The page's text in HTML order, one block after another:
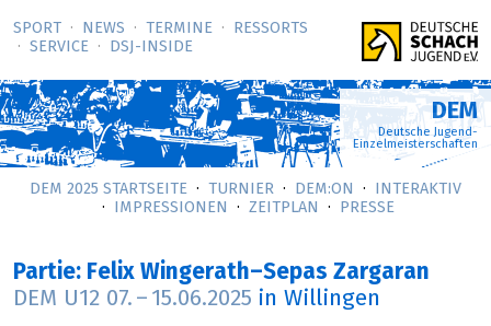
SPORT NEWS TERMINE
RESSORTS
SERVICE
DSJ-­INSIDE
DEM
Deutsche Jugend-
Einzelmeisterschaften
DEM 2025 STARTSEITE TURNIER DEM:ON
INTERAKTIV
IMPRESSIONEN
ZEITPLAN PRESSE
Partie: Felix Wingerath–Sepas Zargaran
DEM U12 07. – 15.06.2025 in Willingen